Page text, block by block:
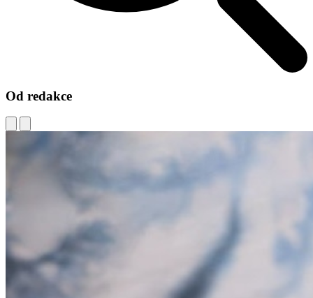
Od redakce